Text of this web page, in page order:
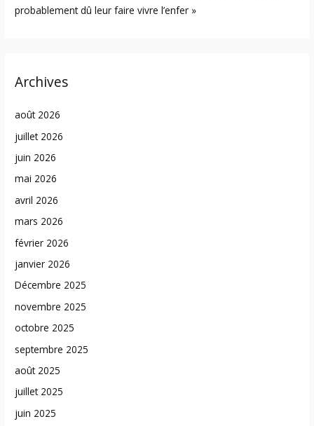
probablement dû leur faire vivre l’enfer »
Archives
août 2026
juillet 2026
juin 2026
mai 2026
avril 2026
mars 2026
février 2026
janvier 2026
Décembre 2025
novembre 2025
octobre 2025
septembre 2025
août 2025
juillet 2025
juin 2025